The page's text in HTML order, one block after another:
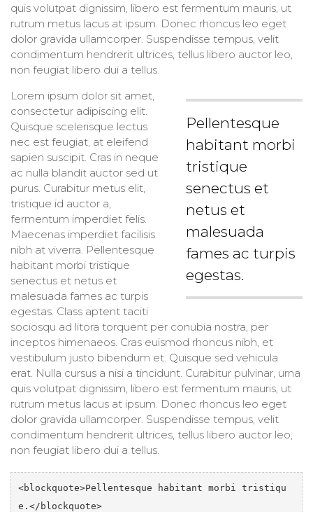
quis volutpat dignissim, libero est fermentum mauris, ut
rutrum metus lacus at ipsum. Donec rhoncus leo eget
dolor gravida ullamcorper. Suspendisse tempus, velit
condimentum hendrerit ultrices, tellus libero auctor leo,
non feugiat libero dui a tellus.
Pellentesque
habitant morbi
tristique
senectus et
netus et
malesuada
fames ac turpis
egestas.
Lorem ipsum dolor sit amet,
consectetur adipiscing elit.
Quisque scelerisque lectus
nec est feugiat, at eleifend
sapien suscipit. Cras in neque
ac nulla blandit auctor sed ut
purus. Curabitur metus elit,
tristique id auctor a,
fermentum imperdiet felis.
Maecenas imperdiet facilisis
nibh at viverra. Pellentesque
habitant morbi tristique
senectus et netus et
malesuada fames ac turpis
egestas. Class aptent taciti
sociosqu ad litora torquent per conubia nostra, per
inceptos himenaeos. Cras euismod rhoncus nibh, et
vestibulum justo bibendum et. Quisque sed vehicula
erat. Nulla cursus a nisi a tincidunt. Curabitur pulvinar, urna
quis volutpat dignissim, libero est fermentum mauris, ut
rutrum metus lacus at ipsum. Donec rhoncus leo eget
dolor gravida ullamcorper. Suspendisse tempus, velit
condimentum hendrerit ultrices, tellus libero auctor leo,
non feugiat libero dui a tellus.
<blockquote>Pellentesque habitant morbi tristiqu
e.</blockquote>